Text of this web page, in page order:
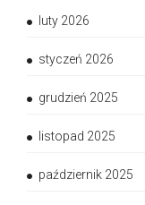
luty 2026
styczeń 2026
grudzień 2025
listopad 2025
październik 2025